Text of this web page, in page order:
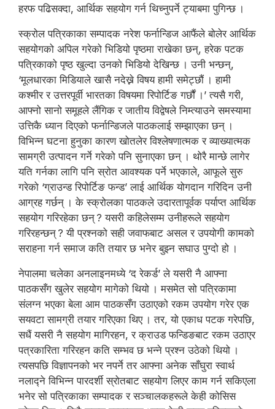
हरफ पढिसक्दा, आर्थिक सहयोग गर्न थिच्नुपर्ने ट्याबमा पुगिन्छ ।
स्क्रोल पत्रिकाका सम्पादक नरेश फर्नान्डिज आफैंले बोलेर आर्थिक
सहयोगको अपिल गरेको भिडियो पृष्ठमा राखेका छन्, हरेक पटक
पत्रिकाको पृष्ठ खुल्दा उनको भिडियो देखिन्छ । उनी भन्छन्,
‘मूलधारका मिडियाले खासै नदेख्ने विषय हामी समेट्छौं । हामी
कश्मीर र उत्तरपूर्वी भारतका विषयमा रिपोर्टिङ गर्छौं ।’ त्यसै गरी,
आफ्नो सानो समूहले लैंगिक र जातीय विद्वेषले निम्त्याउने समस्यामा
उत्तिकै ध्यान दिएको फर्नान्डिजले पाठकलाई सम्झाएका छन् ।
विभिन्न घटना हुनुका कारण खोतलेर विश्लेषणात्मक र व्याख्यात्मक
सामग्री उत्पादन गर्ने गरेको पनि सुनाएका छन् । थोरै मान्छे लागेर
यति गर्नका लागि पनि स्रोत आवश्यक पर्ने भएकाले, आफूले सुरु
गरेको ‘ग्राउन्ड रिपोर्टिङ फन्ड’ लाई आर्थिक योगदान गरिदिन उनी
आग्रह गर्छन् । के स्क्रोलका पाठकले उदारतापूर्वक पर्याप्त आर्थिक
सहयोग गरिरहेका छन् ? यसरी कहिलेसम्म उनीहरूले सहयोग
गरिरहन्छन् ? यी प्रश्नको सही जवाफबाट असल र उपयोगी कामको
सराहना गर्न समाज कति तयार छ भनेर बुझ्न सघाउ पुग्दो हो ।
नेपालमा चलेका अनलाइनमध्ये ‘द रेकर्ड’ ले यसरी नै आफ्ना
पाठकसँग खुलेर सहयोग मागेको थियो । मसमेत सो पत्रिकामा
संलग्न भएका बेला आम पाठकसँग उठाएको रकम उपयोग गरेर एक
सयवटा सामग्री तयार गरिएका थिए । तर, यो एकाध पटक गरेपछि,
सधैं यसरी नै सहयोग मागिरहन, र क्राउड फन्डिङबाट रकम उठाएर
पत्रकारिता गरिरहन कति सम्भव छ भन्ने प्रश्न उठेको थियो ।
त्यसपछि विज्ञापनको भर नपर्ने तर आफ्ना अनेक साँघुरा स्वार्थ
नलाद्ने विभिन्न पारदर्शी स्रोतबाट सहयोग लिएर काम गर्न सकिएला
भनेर सो पत्रिकाका सम्पादक र सञ्चालकहरूले केही कोसिस